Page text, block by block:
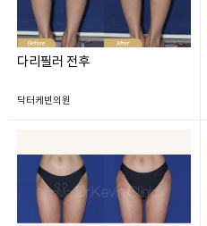
다리필러 전후
닥터케빈의원